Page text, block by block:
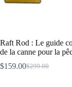
Raft Rod : Le guide
de la canne pour la
$299.00
Le
$159.00Le